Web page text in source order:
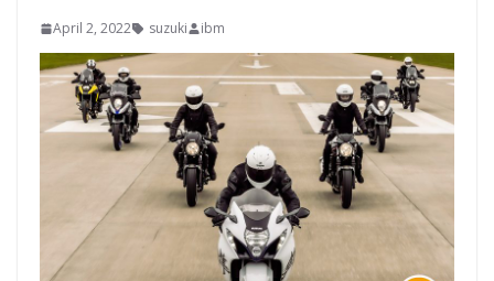
April 2, 2022 suzuki ibm